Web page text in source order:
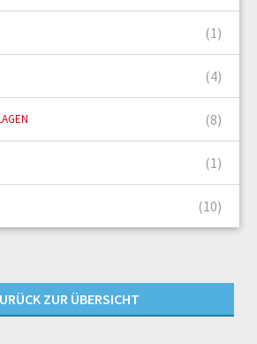
(1)
(4)
(8)
(1)
(10)
ZUR ÜBERSICHT